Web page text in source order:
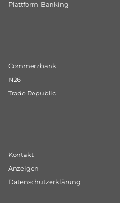
Plattform-Banking
Commerzbank
N26
Trade Republic
Kontakt
Anzeigen
Datenschutzerklärung